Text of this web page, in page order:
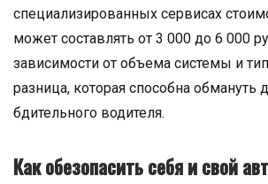
специализированных сервисах
может составлять от 3 000 до 6 000
зависимости от объема системы и
разница, которая способна обмануть
бдительного водителя.
Как обезопасить себя и свой